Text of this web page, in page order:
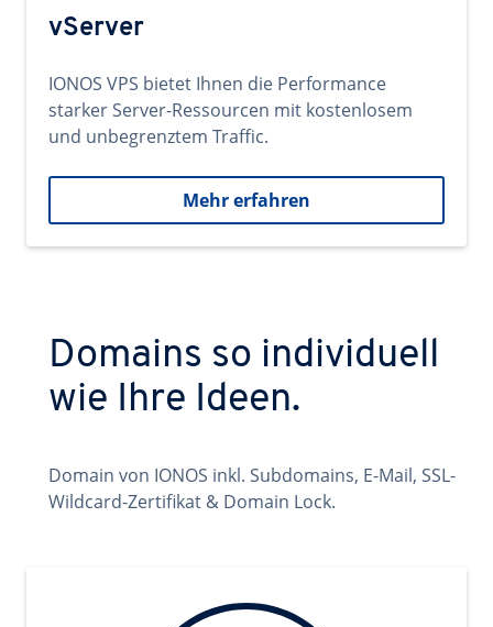
vServer
IONOS VPS bietet Ihnen die Performance
starker Server-Ressourcen mit kostenlosem
und unbegrenztem Traffic.
Mehr erfahren
Domains so individuell
wie Ihre Ideen.
Domain von IONOS inkl. Subdomains, E-Mail, SSL-
Wildcard-Zertifikat & Domain Lock.